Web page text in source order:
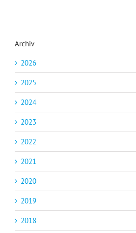
Archiv
2026
2025
2024
2023
2022
2021
2020
2019
2018